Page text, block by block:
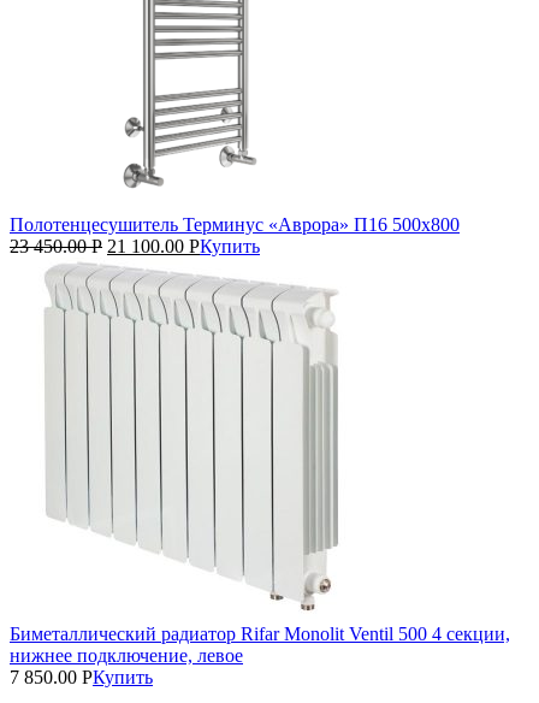
Полотенцесушитель Терминус «Аврора» П16 500х800
23 450.00Р 21 100.00 РКупить
Биметаллический радиатор Rifar Monolit Ventil 500 4 секции,
нижнее подключение, левое
7 850.00 РКупить